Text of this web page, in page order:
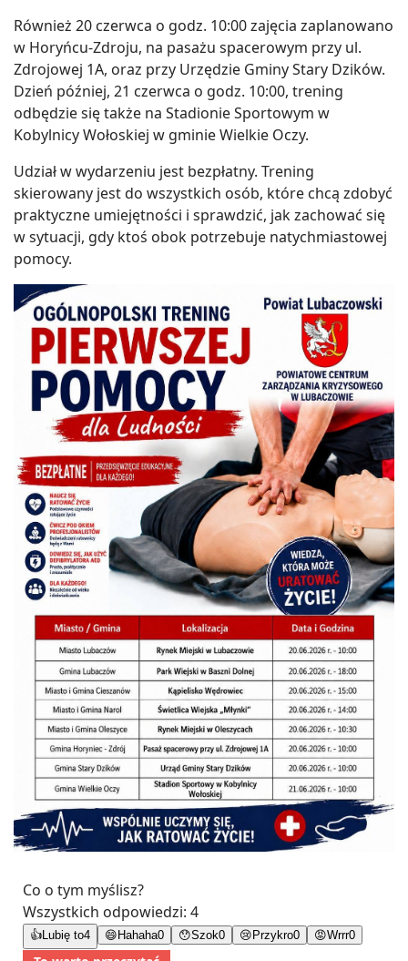
Również 20 czerwca o godz. 10:00 zajęcia zaplanowano
w Horyńcu-Zdroju, na pasażu spacerowym przy ul.
Zdrojowej 1A, oraz przy Urzędzie Gminy Stary Dzików.
Dzień później, 21 czerwca o godz. 10:00, trening
odbędzie się także na Stadionie Sportowym w
Kobylnicy Wołoskiej w gminie Wielkie Oczy.
Udział w wydarzeniu jest bezpłatny. Trening
skierowany jest do wszystkich osób, które chcą zdobyć
praktyczne umiejętności i sprawdzić, jak zachować się
w sytuacji, gdy ktoś obok potrzebuje natychmiastowej
pomocy.
Co o tym myślisz?
Wszystkich odpowiedzi: 4
👍 Lubię to4 😄 Hahaha0 😯Szok0 😢 Przykro0 😡Wrrr0